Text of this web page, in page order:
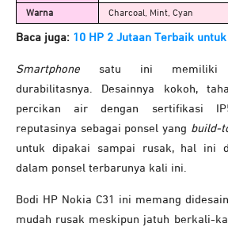
Warna Charcoal, Mint, Cyan
Baca juga: 10 HP 2 Jutaan Terbaik
Smartphone satu ini memiliki
durabilitasnya. Desainnya kokoh,
percikan air dengan sertifikasi
reputasinya sebagai ponsel yang build-
untuk dipakai sampai rusak, hal ini
dalam ponsel terbarunya kali ini.
Bodi HP Nokia C31 ini memang
mudah rusak meskipun jatuh berkali-